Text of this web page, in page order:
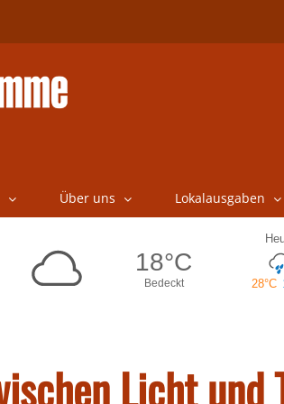
Über uns Lokalausgaben
Licht und